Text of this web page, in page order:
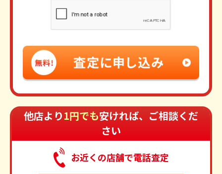
他店より1円でも安ければ、ご相談くだ
さい
お近くの店舗で電話査定